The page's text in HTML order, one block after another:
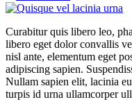
Curabitur quis libero leo,
libero eget dolor convallis
nisl ante, elementum eget
adipiscing sapien.
Nullam sapien elit, lacinia
turpis id urna ullamcorper